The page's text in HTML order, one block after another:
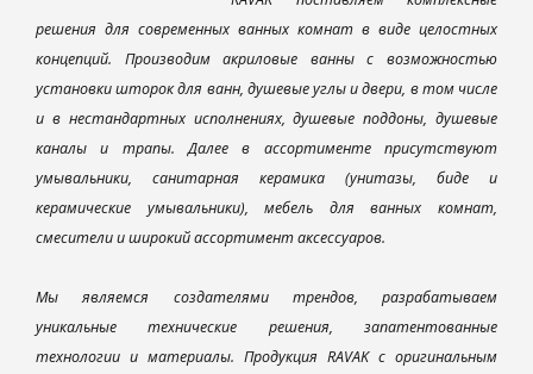
решения для современных ванных комнат в виде целостных
концепций. Производим акриловые ванны с возможностью
установки шторок для ванн, душевые углы и двери, в том числе
и в нестандартных исполнениях, душевые поддоны, душевые
каналы и трапы. Далее в ассортименте присутствуют
умывальники, санитарная керамика (унитазы, биде и
керамические умывальники), мебель для ванных комнат,
смесители и широкий ассортимент аксессуаров.
Мы являемся создателями трендов, разрабатываем
уникальные технические решения, запатентованные
технологии и материалы. Продукция RAVAK с оригинальным